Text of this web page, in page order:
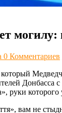
0 Комментариев
руки
вам не